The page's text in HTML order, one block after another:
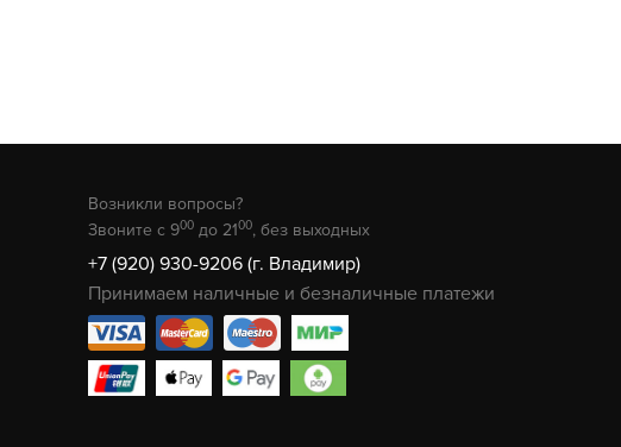
Возникли вопросы?
Звоните с 900 до 2100, без выходных
+7 (920) 930-9206 (г. Владимир)
Принимаем наличные и безналичные платежи